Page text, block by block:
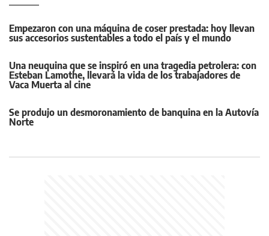
Empezaron con una máquina de coser prestada: hoy llevan
sus accesorios sustentables a todo el país y el mundo
Una neuquina que se inspiró en una tragedia petrolera: con
Esteban Lamothe, llevará la vida de los trabajadores de
Vaca Muerta al cine
Se produjo un desmoronamiento de banquina en la Autovía
Norte